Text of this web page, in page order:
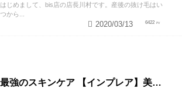
はじめまして、bis店の店長川村です。産後の抜け毛はい
つから...
6422
2020/03/13
最強のスキンケア 【インプレア】美容師がオススメする、神ポイント5つ公開！